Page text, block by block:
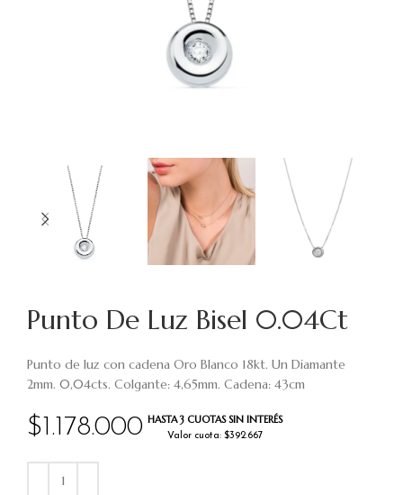
Punto De Luz Bisel 0.04Ct
$1.178.000 HASTA 3 CUOTAS SIN INTERÉS
Valor cuota: $392.667
Punto de luz con cadena Oro Blanco 18kt. Un Diamante
2mm. 0,04cts. Colgante: 4,65mm. Cadena: 43cm